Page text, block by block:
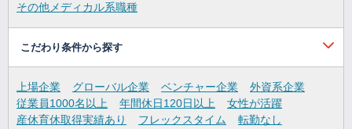
その他メディカル系職種
こだわり条件から探す
上場企業 グローバル企業 ベンチャー企業
外資系企業
従業員1000名以上
年間休日120日以上
女性が活躍
産休育休取得実績あり
フレックスタイム
転勤なし